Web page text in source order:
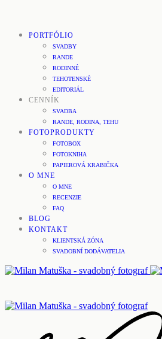
PORTFÓLIO
SVADBY
RANDE
RODINNÉ
TEHOTENSKÉ
EDITORIÁL
CENNÍK
SVADBA
RANDE, RODINA, TEHU
FOTOPRODUKTY
FOTOBOX
FOTOKNIHA
PAPIEROVÁ KRABIČKA
O MNE
O MNE
RECENZIE
FAQ
BLOG
KONTAKT
KLIENTSKÁ ZÓNA
SVADOBNÍ DODÁVATELIA